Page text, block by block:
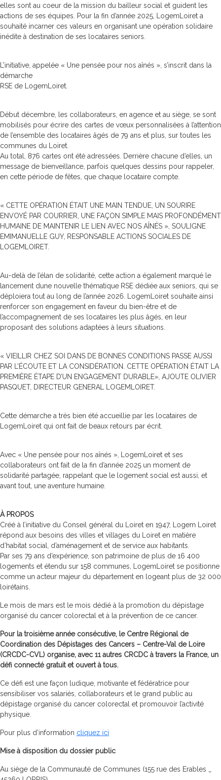
elles sont au coeur de la mission du bailleur social et guident les
actions de ses équipes. Pour la fin d’année 2025, LogemLoiret a
souhaité incarner ces valeurs en organisant une opération solidaire
inédite à destination de ses locataires seniors.
L’initiative, appelée « Une pensée pour nos aînés », s’inscrit dans la
démarche
RSE de LogemLoiret.
Début décembre, les collaborateurs, en agence et au siège, se sont
mobilisés pour écrire des cartes de vœux personnalisées à l’attention
de l’ensemble des locataires âgés de 79 ans et plus, sur toutes les
communes du Loiret.
Au total, 876 cartes ont été adressées. Derrière chacune d’elles, un
message de bienveillance, parfois quelques dessins pour rappeler,
en cette période de fêtes, que chaque locataire compte.
« CETTE OPÉRATION ÉTAIT UNE MAIN TENDUE, UN SOURIRE
ENVOYÉ PAR COURRIER, UNE FAÇON SIMPLE MAIS PROFONDÉMENT
HUMAINE DE MAINTENIR LE LIEN AVEC NOS AÎNÉS », SOULIGNE
EMIMANUELLE GUY, RESPONSABLE ACTIONS SOCIALES DE
LOGEMLOIRET.
Au-delà de l’élan de solidarité, cette action a également marqué le
lancement dune nouvelle thématique RSE dédiée aux seniors, qui se
déploiera tout au long de l’année 2026. LogemLoiret souhaite ainsi
renforcer son engagement en faveur du bien-être et de
l’accompagnement de ses locataires les plus âgés, en leur
proposant des solutions adaptées à leurs situations.
« VIEILLIR CHEZ SOI DANS DE BONNES CONDITIONS PASSE AUSSI
PAR L’ÉCOUTE ET LA CONSIDÉRATION. CETTE OPÉRATION ÉTAIT LA
PREMIÈRE ÉTAPE D’UN ENGAGEMENT DURABLE», AJOUTE OLIVIER
PASQUET, DIRECTEUR GENERAL LOGEMLOIRET.
Cette démarche a très bien été accueillie par les locataires de
LogemLoiret qui ont fait de beaux retours par écrit.
Avec « Une pensée pour nos aînés », LogemLoiret et ses
collaborateurs ont fait de la fin d’année 2025 un moment de
solidarité partagée, rappelant que le logement social est aussi, et
avant tout, une aventure humaine.
À PROPOS
Créé à l’initiative du Conseil général du Loiret en 1947, Logem Loiret
répond aux besoins des villes et villages du Loiret en matière
d’habitat social, d’aménagement et de service aux habitants.
Par ses 79 ans d’expérience, son patrimoine de plus de 16 400
logements et étendu sur 158 communes, LogemLoiret se positionne
comme un acteur majeur du département en logeant plus de 32 000
loirétains.
Le mois de mars est le mois dédié à la promotion du dépistage
organisé du cancer colorectal et à la prévention de ce cancer.
Pour la troisième année consécutive, le Centre Régional de
Coordination des Dépistages des Cancers – Centre-Val de Loire
(CRCDC-CVL) organise, avec 11 autres CRCDC à travers la France, un
défi connecté gratuit et ouvert à tous.
Ce défi est une façon ludique, motivante et fédératrice pour
sensibiliser vos salariés, collaborateurs et le grand public au
dépistage organisé du cancer colorectal et promouvoir l’activité
physique.
Pour plus d’information cliquez ici
Mise à disposition du dossier public
Au siège de la Communauté de Communes (155 rue des Erables _